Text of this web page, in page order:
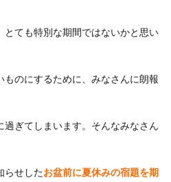
とても特別な期間ではないかと思い
のにするために、みなさんに朗報
過ぎてしまいます。そんなみなさん
らせしたお盆前に夏休みの宿題を期